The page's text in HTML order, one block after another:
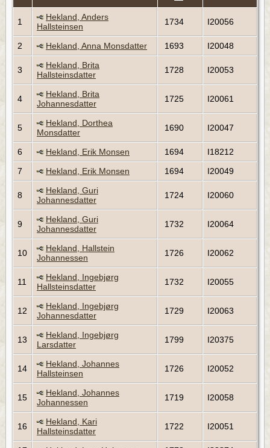
1
Hekland, Anders
Hallsteinsen
1734 I20056
2 Hekland, Anna Monsdatter 1693 I20048
3
Hekland, Brita
Hallsteinsdatter
1728 I20053
4
Hekland, Brita
Johannesdatter
1725 I20061
5
Hekland, Dorthea
Monsdatter
1690 I20047
6 Hekland, Erik Monsen 1694
I18212
7
Hekland, Erik Monsen 1694 I20049
8
Hekland, Guri
Johannesdatter
1724 I20060
9
Hekland, Guri
Johannesdatter
1732 I20064
10
Hekland, Hallstein
Johannessen
1726 I20062
11
Hekland, Ingebjørg
Hallsteinsdatter
1732 I20055
12
Hekland, Ingebjørg
Johannesdatter
1729 I20063
13
Hekland, Ingebjørg
Larsdatter
1799 I20375
14
Hekland, Johannes
Hallsteinsen
1726 I20052
15
Hekland, Johannes
Johannessen
1719 I20058
16
Hekland, Kari
Hallsteinsdatter
1722 I20051